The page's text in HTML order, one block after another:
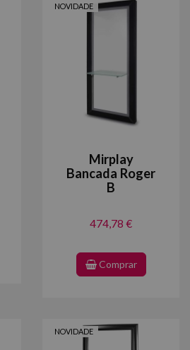
NOVIDADE
Mirplay
Bancada Roger
B
474,78 €
Comprar
NOVIDADE